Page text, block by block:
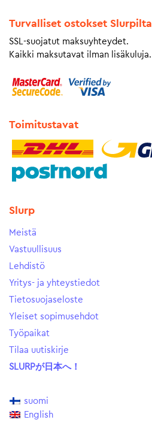
Turvalliset ostokset Slurpilta
SSL-suojatut maksuyhteydet.
Kaikki maksutavat ilman lisäkuluja.
Toimitustavat
Slurp
Meistä
Vastuullisuus
Lehdistö
Yritys- ja yhteystiedot
Tietosuojaseloste
Yleiset sopimusehdot
Työpaikat
Tilaa uutiskirje
SLURPが日本へ！
suomi
English